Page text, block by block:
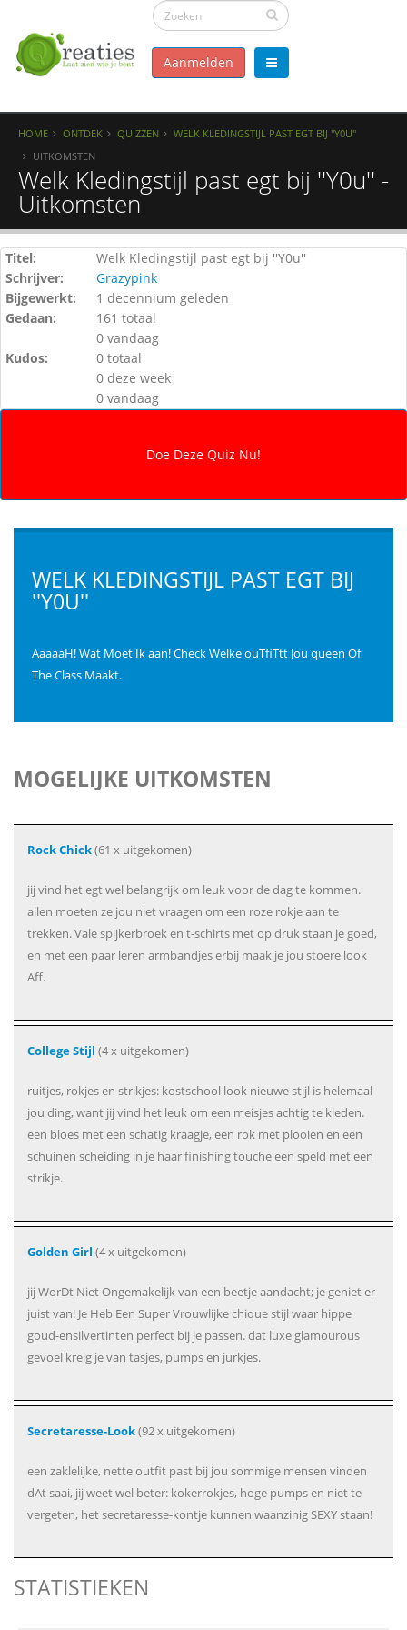
Aanmelden
HOME ONTDEK QUIZZEN
WELK KLEDINGSTIJL PAST EGT BIJ ''Y0U''
UITKOMSTEN
Welk Kledingstijl past egt bij ''Y0u'' -
Uitkomsten
Titel:
Welk Kledingstijl past egt bij ''Y0u''
Schrijver:
Grazypink
Bijgewerkt:
1 decennium geleden
Gedaan:
161 totaal
0 vandaag
Kudos:
0 totaal
0 deze week
0 vandaag
WELK KLEDINGSTIJL PAST EGT BIJ
''Y0U''
AaaaaH! Wat Moet Ik aan! Check Welke ouTfiTtt Jou queen Of
The Class Maakt.
MOGELIJKE UITKOMSTEN
Rock Chick(61 x uitgekomen)
jij vind het egt wel belangrijk om leuk voor de dag te kommen.
allen moeten ze jou niet vraagen om een roze rokje aan te
trekken. Vale spijkerbroek en t-schirts met op druk staan je goed,
en met een paar leren armbandjes erbij maak je jou stoere look
Aff.
College Stijl (4 x uitgekomen)
ruitjes, rokjes en strikjes: kostschool look nieuwe stijl is helemaal
jou ding, want jij vind het leuk om een meisjes achtig te kleden.
een bloes met een schatig kraagje, een rok met plooien en een
schuinen scheiding in je haar finishing touche een speld met een
strikje.
Golden Girl (4 x uitgekomen)
jij WorDt Niet Ongemakelijk van een beetje aandacht; je geniet er
juist van! Je Heb Een Super Vrouwlijke chique stijl waar hippe
goud-ensilvertinten perfect bij je passen. dat luxe glamourous
gevoel kreig je van tasjes, pumps en jurkjes.
Secretaresse-Look(92 x uitgekomen)
een zaklelijke, nette outfit past bij jou sommige mensen vinden
dAt saai, jij weet wel beter: kokerrokjes, hoge pumps en niet te
vergeten, het secretaresse-kontje kunnen waanzinig SEXY staan!
STATISTIEKEN